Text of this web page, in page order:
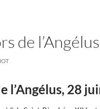
de
l’Angélus, 28